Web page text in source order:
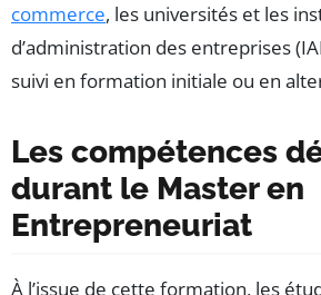
commerce, les universités et les
d’administration des entreprises
suivi en formation initiale ou en
Les compétences
durant le Master en
Entrepreneuriat
À l’issue de cette formation, les